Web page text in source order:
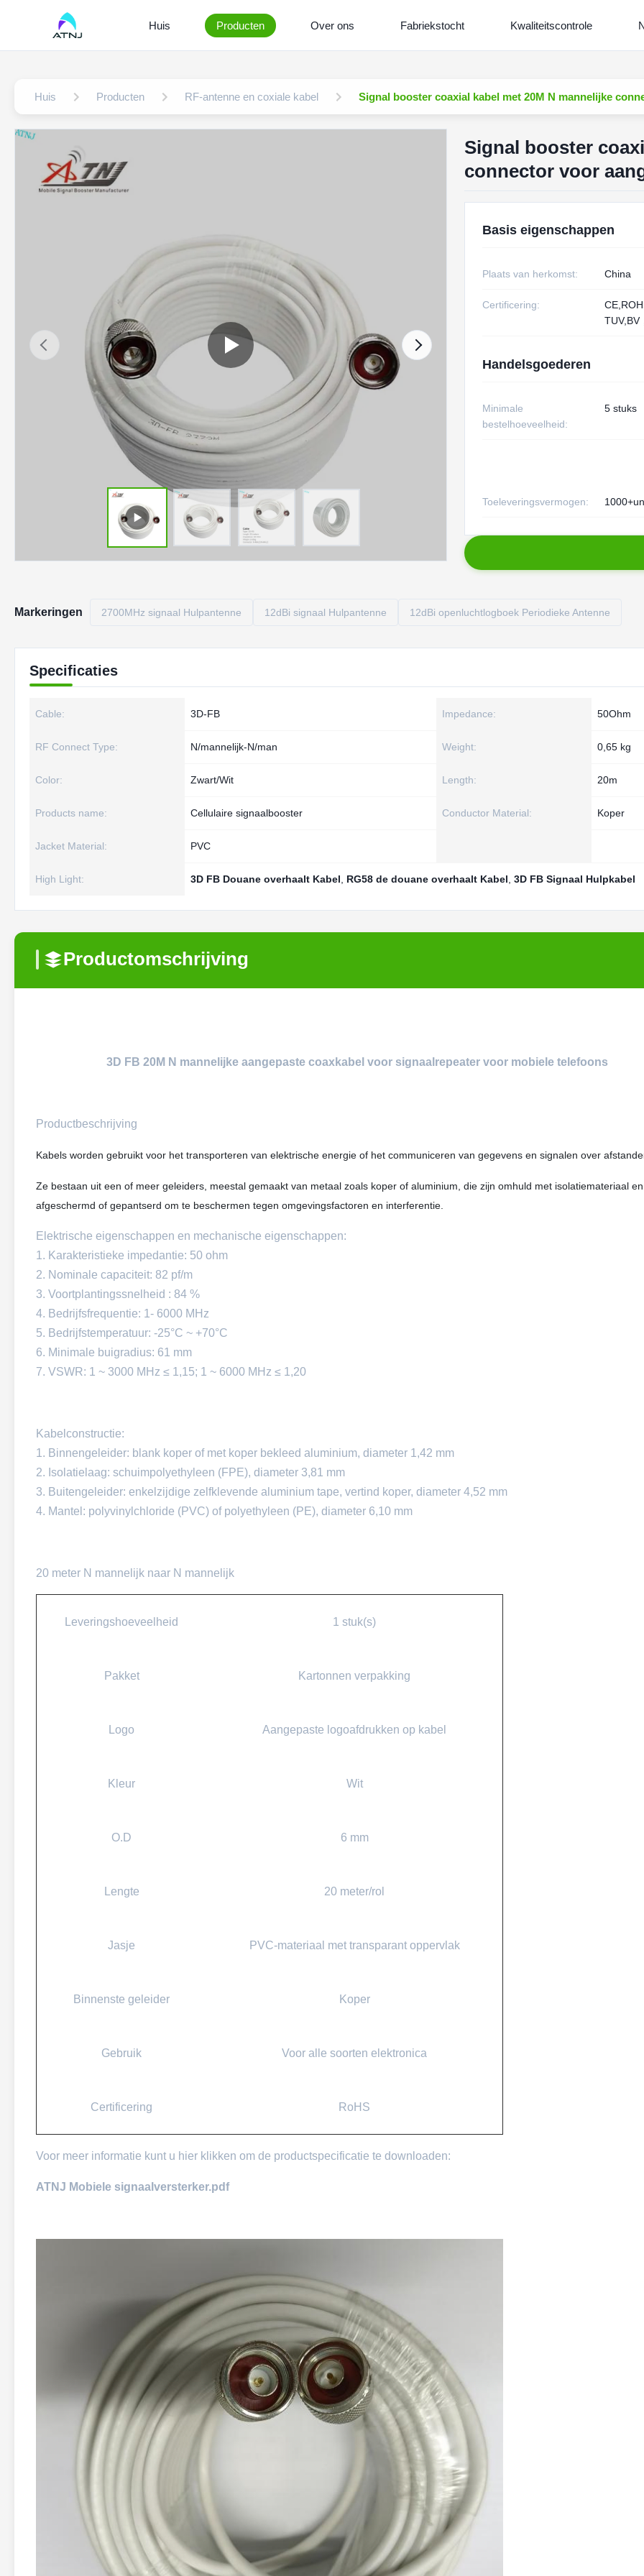
Huis Producten Over ons Fabriekstocht Kwaliteitscontrole
Huis Producten RF-antenne en coxiale kabel Signal booster coaxial kabel met 20M N mannelijke
Signal booster
connector voor
Basis eigenschappen
Plaats van herkomst: China
Certificering:
TUV,BV
Handelsgoederen
Minimale
bestelhoeveelheid:
5 stuks
Toeleveringsvermogen:
Markeringen 2700MHz signaal Hulpantenne 12dBi signaal Hulpantenne 12dBi openluchtlogboek Periodieke Antenne
Specificaties
Cable: 3D-FB Impedance: 50Ohm
RF Connect Type: N/mannelijk-N/man Weight: 0,65 kg
Color: Zwart/Wit Length: 20m
Products name: Cellulaire signaalbooster Conductor Material: Koper
Jacket Material: PVC
High Light: 3D FB Douane overhaalt Kabel RG58 de douane overhaalt Kabel 3D FB Signaal Hulpkabel
Productomschrijving
3D FB 20M N mannelijke aangepaste coaxkabel voor signaalrepeater voor mobiele telefoons
Productbeschrijving
Kabels worden gebruikt voor het transporteren van elektrische energie of het communiceren van gegevens en signalen over
Ze bestaan ​​uit een of meer geleiders, meestal gemaakt van metaal zoals koper of aluminium, die zijn omhuld met isolatiemateriaal
afgeschermd of gepantserd om te beschermen tegen omgevingsfactoren en interferentie.
Elektrische eigenschappen en mechanische eigenschappen:
1. Karakteristieke impedantie: 50 ohm
2. Nominale capaciteit: 82 pf/m
3. Voortplantingssnelheid : 84 %
4. Bedrijfsfrequentie: 1- 6000 MHz
5. Bedrijfstemperatuur: -25°C ~ +70°C
6. Minimale buigradius: 61 mm
7. VSWR: 1 ~ 3000 MHz ≤ 1,15; 1 ~ 6000 MHz ≤ 1,20
Kabelconstructie:
1. Binnengeleider: blank koper of met koper bekleed aluminium, diameter 1,42 mm
2. Isolatielaag: schuimpolyethyleen (FPE), diameter 3,81 mm
3. Buitengeleider: enkelzijdige zelfklevende aluminium tape, vertind koper, diameter 4,52 mm
4. Mantel: polyvinylchloride (PVC) of polyethyleen (PE), diameter 6,10 mm
20 meter N mannelijk naar N mannelijk
Leveringshoeveelheid 1 stuk(s)
Pakket Kartonnen verpakking
Logo Aangepaste logoafdrukken op kabel
Kleur Wit
O.D 6 mm
Lengte 20 meter/rol
Jasje PVC-materiaal met transparant oppervlak
Binnenste geleider Koper
Gebruik Voor alle soorten elektronica
Certificering RoHS
Voor meer informatie kunt u hier klikken om de productspecificatie te downloaden:
ATNJ Mobiele signaalversterker.pdf